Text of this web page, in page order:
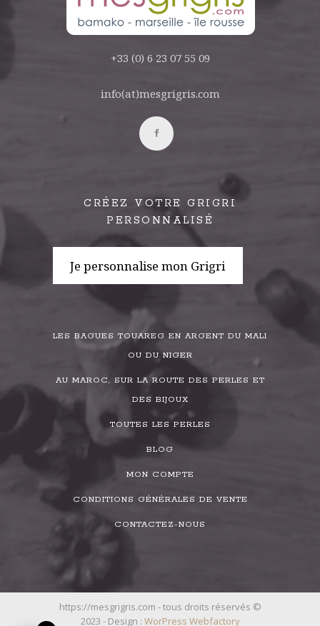
+33 (0) 6 23 07 55 09
info(at)mesgrigris.com
CRÉEZ VOTRE GRIGRI
PERSONNALISÉ
Je personnalise mon Grigri
LES BAGUES TOUAREG EN ARGENT DU MALI
OU DU NIGER
AU MAROC, SUR LA ROUTE DES PERLES ET
DES BIJOUX
TOUTES LES PERLES
BLOG
MON COMPTE
CONDITIONS GÉNÉRALES DE VENTE
CONTACTEZ-NOUS
https://mesgrigris.com - tous droits réservés ©
2023 - Design : WorPress Webfactory